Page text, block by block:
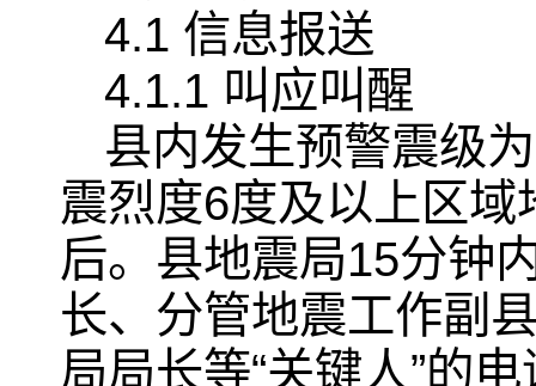
4.1 信息报送
4.1.1 叫应叫醒
县内发生预警震级
震烈度6度及以上区域
后。县地震局15分钟
长、分管地震工作副
局局长等“关键人”的